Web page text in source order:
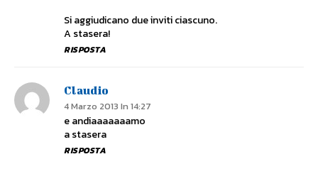
Si aggiudicano due inviti ciascuno.
A stasera!
RISPOSTA
Claudio
4 Marzo 2013 In 14:27
e andiaaaaaaamo
a stasera
RISPOSTA